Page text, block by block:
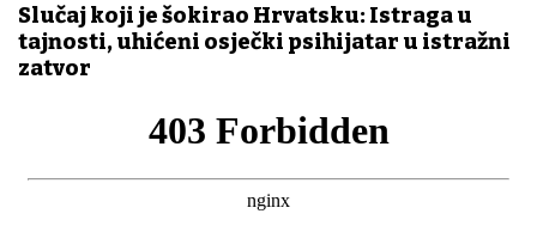
Slučaj koji je šokirao Hrvatsku: Istraga u
tajnosti, uhićeni osječki psihijatar u istražni
zatvor